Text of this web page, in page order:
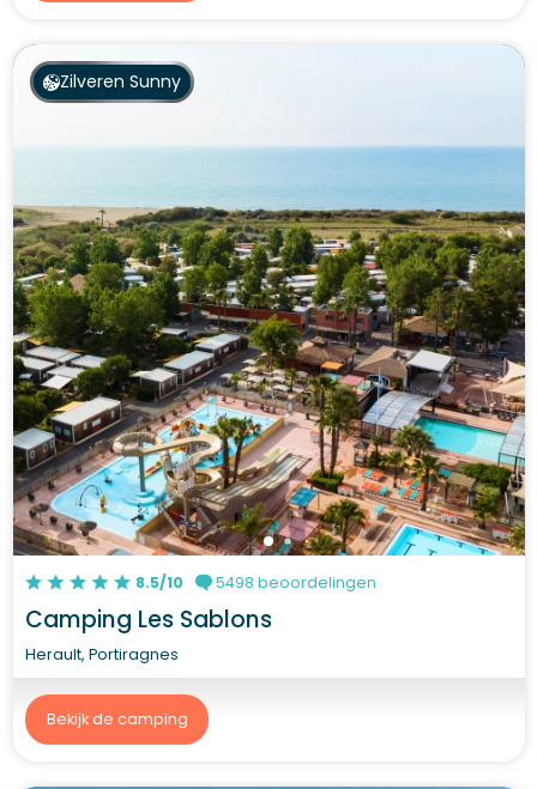
Zilveren Sunny
8.5/10 5498 beoordelingen
Camping Les Sablons
Herault, Portiragnes
Bekijk de camping